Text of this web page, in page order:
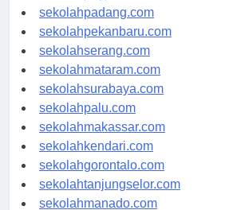
sekolahyogyakarta.com
sekolahpadang.com
sekolahpekanbaru.com
sekolahserang.com
sekolahmataram.com
sekolahsurabaya.com
sekolahpalu.com
sekolahmakassar.com
sekolahkendari.com
sekolahgorontalo.com
sekolahtanjungselor.com